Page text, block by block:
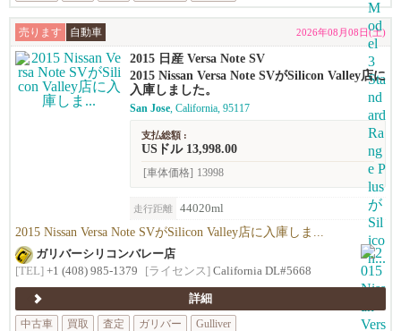
売ります 自動車 2026年08月08日(土)
2015 日産 Versa Note SV
2015 Nissan Versa Note SVがSilicon Valley店に
入庫しました。
San Jose, California, 95117
支払総額 :
USドル 13,998.00
[車体価格] 13998
走行距離 44020ml
2015 Nissan Versa Note SVがSilicon Valley店に入庫しま...
ガリバーシリコンバレー店
[TEL] +1 (408) 985-1379 [ライセンス] California DL#5668
詳細
中古車
買取 査定 ガリバー Gulliver